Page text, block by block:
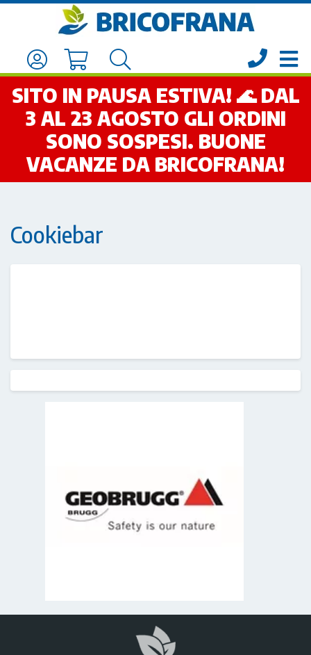
SITO IN PAUSA ESTIVA! 🌊 DAL
3 AL 23 AGOSTO GLI ORDINI
SONO SOSPESI. BUONE
VACANZE DA BRICOFRANA!
Cookiebar